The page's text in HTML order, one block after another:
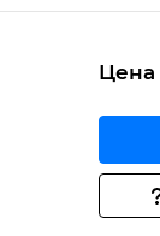
Цена